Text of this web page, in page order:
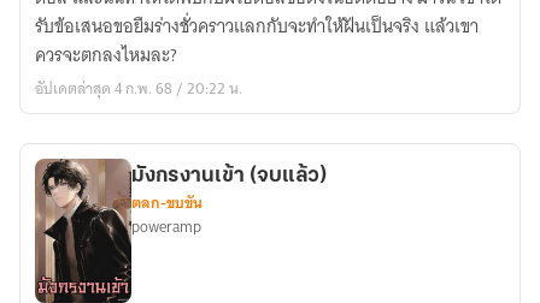
วิญญาณ
(จบ
แล้ว)
รับข้อเสนอขอยืมร่างชั่วคราวแลกกับจะทำให้ฝันเป็นจริง แล้วเขา
ควรจะตกลงไหมละ?
อัปเดตล่าสุด 4 ก.พ. 68 / 20:22 น.
มังกรงานเข้า (จบแล้ว)
ตลก-ขบขัน
poweramp